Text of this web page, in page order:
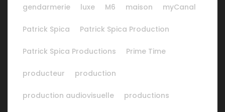
gendarmerie luxe M6 maison myCanal
Patrick Spica Patrick Spica Production
Patrick Spica Productions Prime Time
producteur production
production audiovisuelle productions